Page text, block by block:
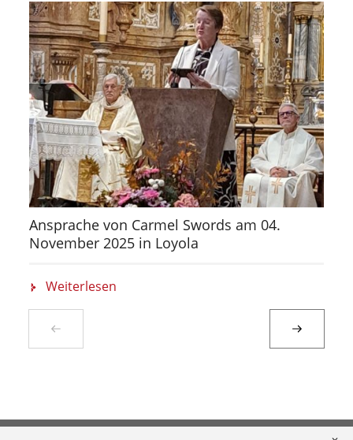
Ansprache von Carmel Swords am 04.
November 2025 in Loyola
Weiterlesen